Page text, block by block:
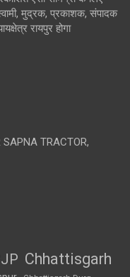
मुद्रक, प्रकाशक, संपादक
रायपुर होगा
SAPNA TRACTOR,
Chhattisgarh